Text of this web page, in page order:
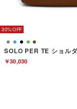
30%
￥30,030